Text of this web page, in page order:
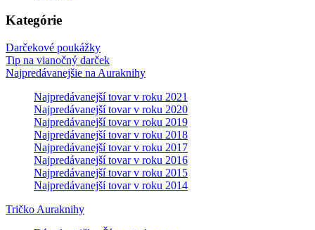
Kategórie
Darčekové poukážky
Tip na vianočný darček
Najpredávanejšie na Auraknihy
Najpredávanejší tovar v roku 2021
Najpredávanejší tovar v roku 2020
Najpredávanejší tovar v roku 2019
Najpredávanejší tovar v roku 2018
Najpredávanejší tovar v roku 2017
Najpredávanejší tovar v roku 2016
Najpredávanejší tovar v roku 2015
Najpredávanejší tovar v roku 2014
Tričko Auraknihy